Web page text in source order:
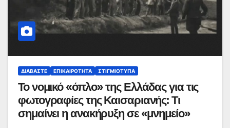
ΔΙΑΒΆΣΤΕ ΕΠΙΚΑΙΡΌΤΗΤΑ ΣΤΙΓΜΙΌΤΥΠΑ
Το νομικό «όπλο» της Ελλάδας για τις
φωτογραφίες της Καισαριανής: Τι
σημαίνει η ανακήρυξη σε «μνημείο»